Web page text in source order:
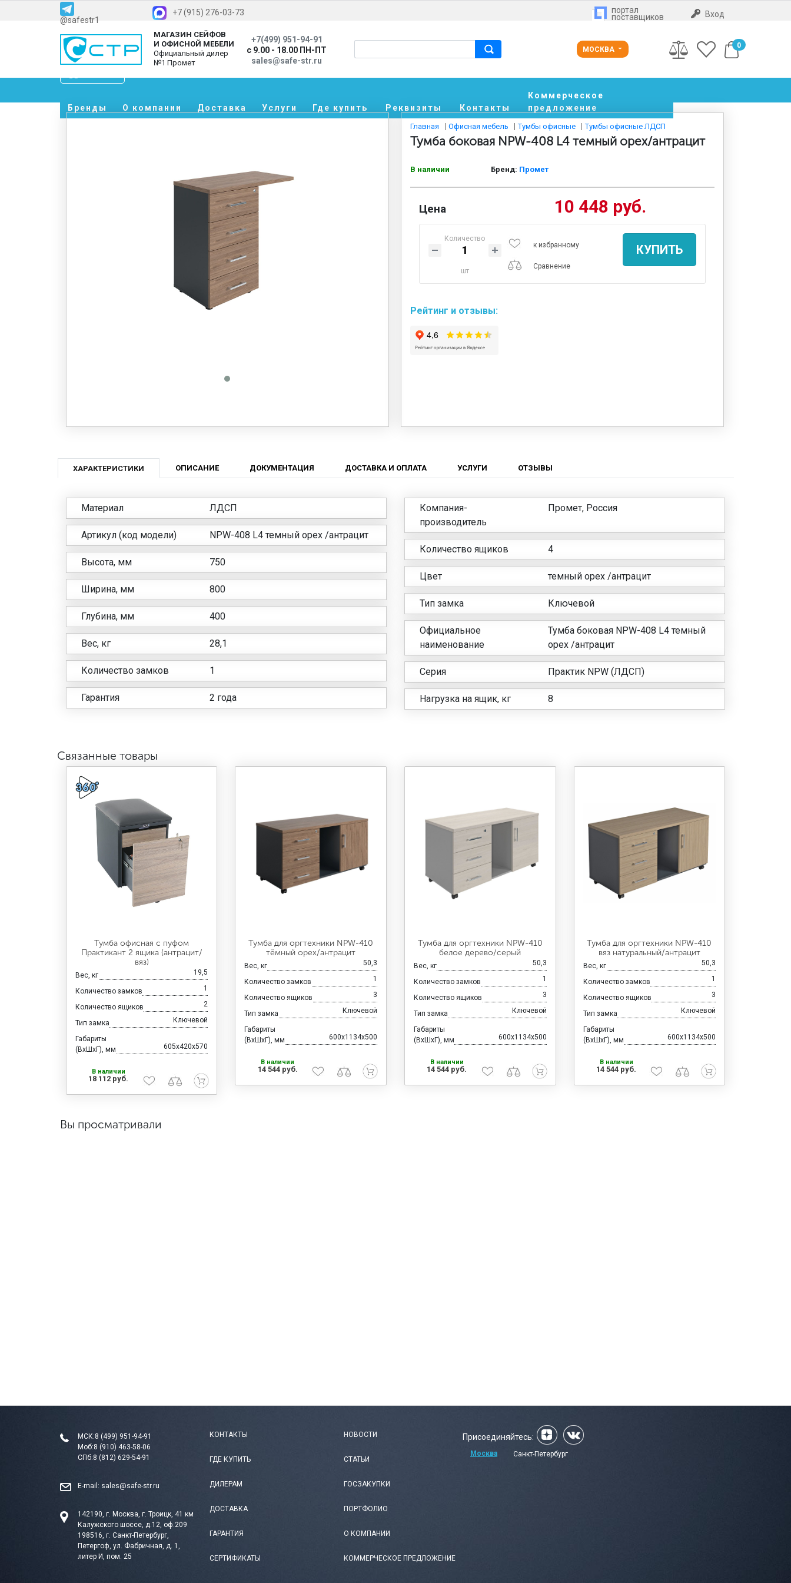
@safestr1
+7 (915) 276-03-73 портал
поставщиков Вход
МАГАЗИН СЕЙФОВ
И ОФИСНОЙ МЕБЕЛИ
Официальный дилер
№1 Промет
+7(499) 951-94-91
с 9.00 - 18.00 ПН-ПТ
sales@safe-str.ru
МОСКВА 0
Бренды О компании Доставка Услуги Где купить Реквизиты Контакты
Коммерческое
предложение
Главная Офисная мебель Тумбы офисные Тумбы офисные ЛДСП
Тумба боковая NPW-408 L4 темный орех/антрацит
В наличии Бренд: Промет
Цена 10 448 руб.
Количество
шт
к избранному
Сравнение
КУПИТЬ
Рейтинг и отзывы:
ХАРАКТЕРИСТИКИ ОПИСАНИЕ ДОКУМЕНТАЦИЯ ДОСТАВКА И ОПЛАТА УСЛУГИ ОТЗЫВЫ
Материал ЛДСП
Артикул (код модели) NPW-408 L4 темный орех /антрацит
Высота, мм 750
Ширина, мм 800
Глубина, мм 400
Вес, кг 28,1
Количество замков 1
Гарантия 2 года
Компания-
производитель
Промет, Россия
Количество ящиков 4
Цвет темный орех /антрацит
Тип замка Ключевой
Официальное
наименование
Тумба боковая NPW-408 L4 темный
орех /антрацит
Серия Практик NPW (ЛДСП)
Нагрузка на ящик, кг 8
Связанные товары
Тумба офисная с пуфом
Практикант 2 ящика (антрацит/
вяз)
Вес, кг 19,5
Количество замков 1
Количество ящиков 2
Тип замка Ключевой
Габариты
(ВхШхГ), мм
605x420x570
В наличии
18 112 руб.
Тумба для оргтехники NPW-410
тёмный орех/антрацит
Вес, кг 50,3
Количество замков 1
Количество ящиков 3
Тип замка Ключевой
Габариты
(ВхШхГ), мм
600x1134x500
В наличии
14 544 руб.
Тумба для оргтехники NPW-410
белое дерево/серый
Вес, кг 50,3
Количество замков 1
Количество ящиков 3
Тип замка Ключевой
Габариты
(ВхШхГ), мм
600x1134x500
В наличии
14 544 руб.
Тумба для оргтехники NPW-410
вяз натуральный/антрацит
Вес, кг 50,3
Количество замков 1
Количество ящиков 3
Тип замка Ключевой
Габариты
(ВхШхГ), мм
600x1134x500
В наличии
14 544 руб.
Вы просматривали
МСК:8 (499) 951-94-91
Моб:8 (910) 463-58-06
СПб:8 (812) 629-54-91
E-mail: sales@safe-str.ru
142190, г. Москва, г. Троицк, 41 км
Калужского шоссе, д.12, оф.209
198516, г. Санкт-Петербург,
Петергоф, ул. Фабричная, д. 1,
литер И, пом. 25
КОНТАКТЫ
ГДЕ КУПИТЬ
ДИЛЕРАМ
ДОСТАВКА
ГАРАНТИЯ
СЕРТИФИКАТЫ
НОВОСТИ
СТАТЬИ
ГОСЗАКУПКИ
ПОРТФОЛИО
О КОМПАНИИ
КОММЕРЧЕСКОЕ ПРЕДЛОЖЕНИЕ
Присоединяйтесь:
Москва Санкт-Петербург